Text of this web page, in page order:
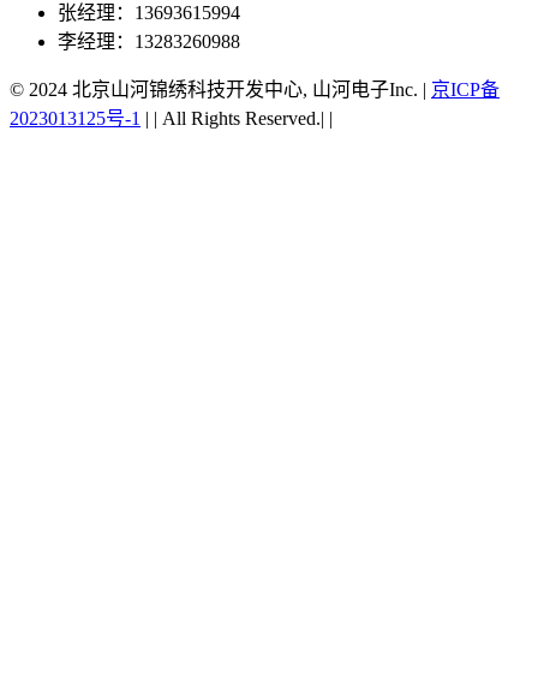
张经理：13693615994
李经理：13283260988
© 2024 北京山河锦绣科技开发中心, 山河电子Inc. | 京ICP备
2023013125号-1 | | All Rights Reserved.| |